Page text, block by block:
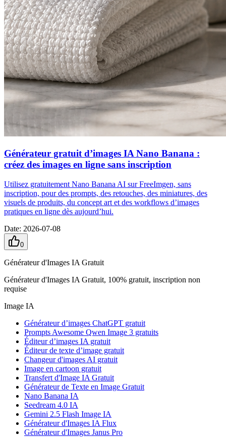
Générateur gratuit d’images IA Nano Banana :
créez des images en ligne sans inscription
Utilisez gratuitement Nano Banana AI sur FreeImgen, sans
inscription, pour des prompts, des retouches, des miniatures, des
visuels de produits, du concept art et des workflows d’images
pratiques en ligne dès aujourd’hui.
Date: 2026-07-08
0
Générateur d'Images IA Gratuit
Générateur d'Images IA Gratuit, 100% gratuit, inscription non
requise
Image IA
Générateur d’images ChatGPT gratuit
Prompts Awesome Qwen Image 3 gratuits
Éditeur d’images IA gratuit
Éditeur de texte d’image gratuit
Changeur d'images AI gratuit
Image en cartoon gratuit
Transfert d'Image IA Gratuit
Générateur de Texte en Image Gratuit
Nano Banana IA
Seedream 4.0 IA
Gemini 2.5 Flash Image IA
Générateur d'Images IA Flux
Générateur d'Images Janus Pro